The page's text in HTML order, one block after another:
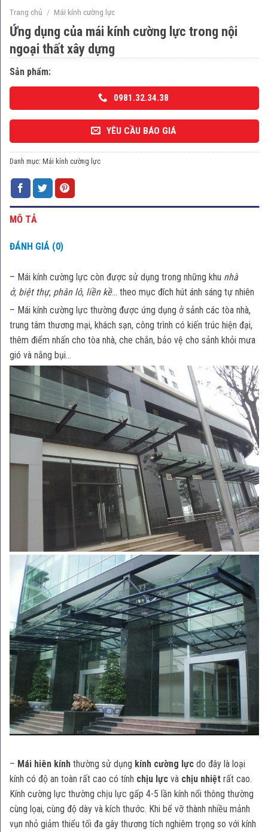
Trang chủ / Mái kính cường lực
Ứng dụng của mái kính cường lực trong nội
ngoại thất xây dựng
Sản phẩm:
0981.32.34.38
YÊU CẦU BÁO GIÁ
Danh mục: Mái kính cường lực
MÔ TẢ
ĐÁNH GIÁ (0)
– Mái kính cường lực còn được sử dụng trong những khu nhà
ở, biệt thự, phân lô, liền kề… theo mục đích hút ánh sáng tự nhiên
– Mái kính cường lực thường được ứng dụng ở sảnh các tòa nhà,
trung tâm thương mại, khách sạn, công trình có kiến trúc hiện đại,
thêm điểm nhấn cho tòa nhà, che chắn, bảo vệ cho sảnh khỏi mưa
gió và nắng bụi…
– Mái hiên kính thường sử dụng kính cường lực do đây là loại
kính có độ an toàn rất cao có tính chịu lực và chịu nhiệt rất cao.
Kính cường lực thường chịu lực gấp 4-5 lần kính nổi thông thường
cùng lọai, cùng độ dày và kích thước. Khi bể vỡ thành nhiều mảnh
vụn nhỏ giảm thiểu tối đa gây thương tích nghiêm trọng so với kính